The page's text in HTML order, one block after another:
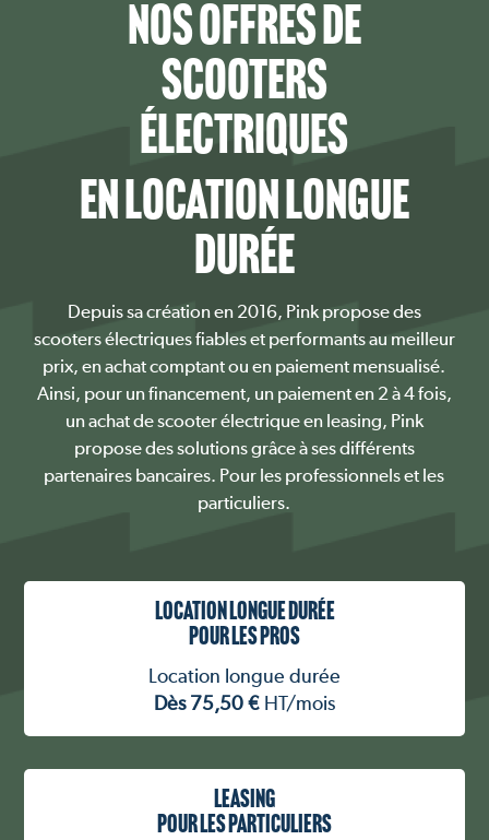
NOS OFFRES DE
SCOOTERS
ÉLECTRIQUES
EN LOCATION LONGUE
DURÉE
Depuis sa création en 2016, Pink propose des
scooters électriques fiables et performants au meilleur
prix, en achat comptant ou en paiement mensualisé.
Ainsi, pour un financement, un paiement en 2 à 4 fois,
un achat de scooter électrique en leasing, Pink
propose des solutions grâce à ses différents
partenaires bancaires. Pour les professionnels et les
particuliers.
LOCATION LONGUE DURÉE
POUR LES PROS
Location longue durée
Dès 75,50 € HT/mois
LEASING
POUR LES PARTICULIERS